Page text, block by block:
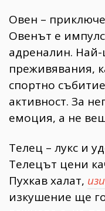
Овен –
Овенът е
адреналин.
преживявания,
спортно
активност. За
емоция, а не
Телец – лукс и
Телецът цени
Пухкав халат,
изкушение ще